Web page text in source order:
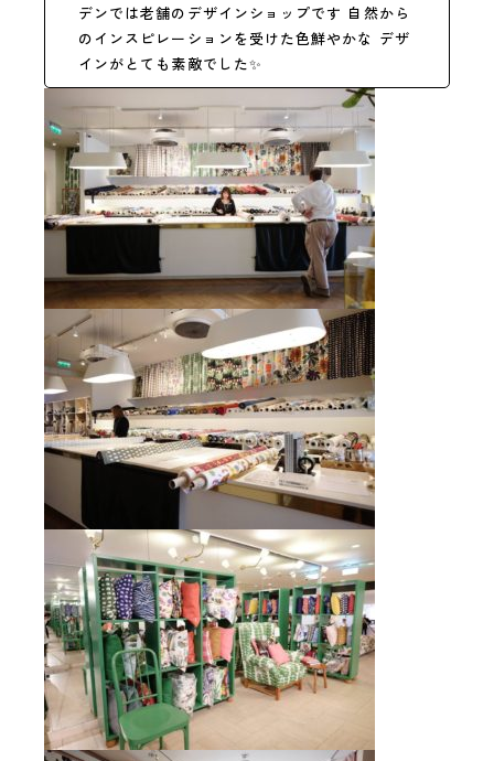
デンでは老舗のデザインショップです 自然から
のインスピレーションを受けた色鮮やかな デザ
インがとても素敵でした✨